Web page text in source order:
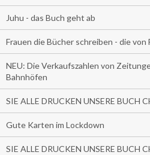
Juhu - das Buch geht ab
Frauen die Bücher schreiben - die
NEU: Die Verkaufszahlen von
Bahnhöfen
SIE ALLE DRUCKEN UNSERE BUCH
Gute Karten im Lockdown
SIE ALLE DRUCKEN UNSERE BUCH